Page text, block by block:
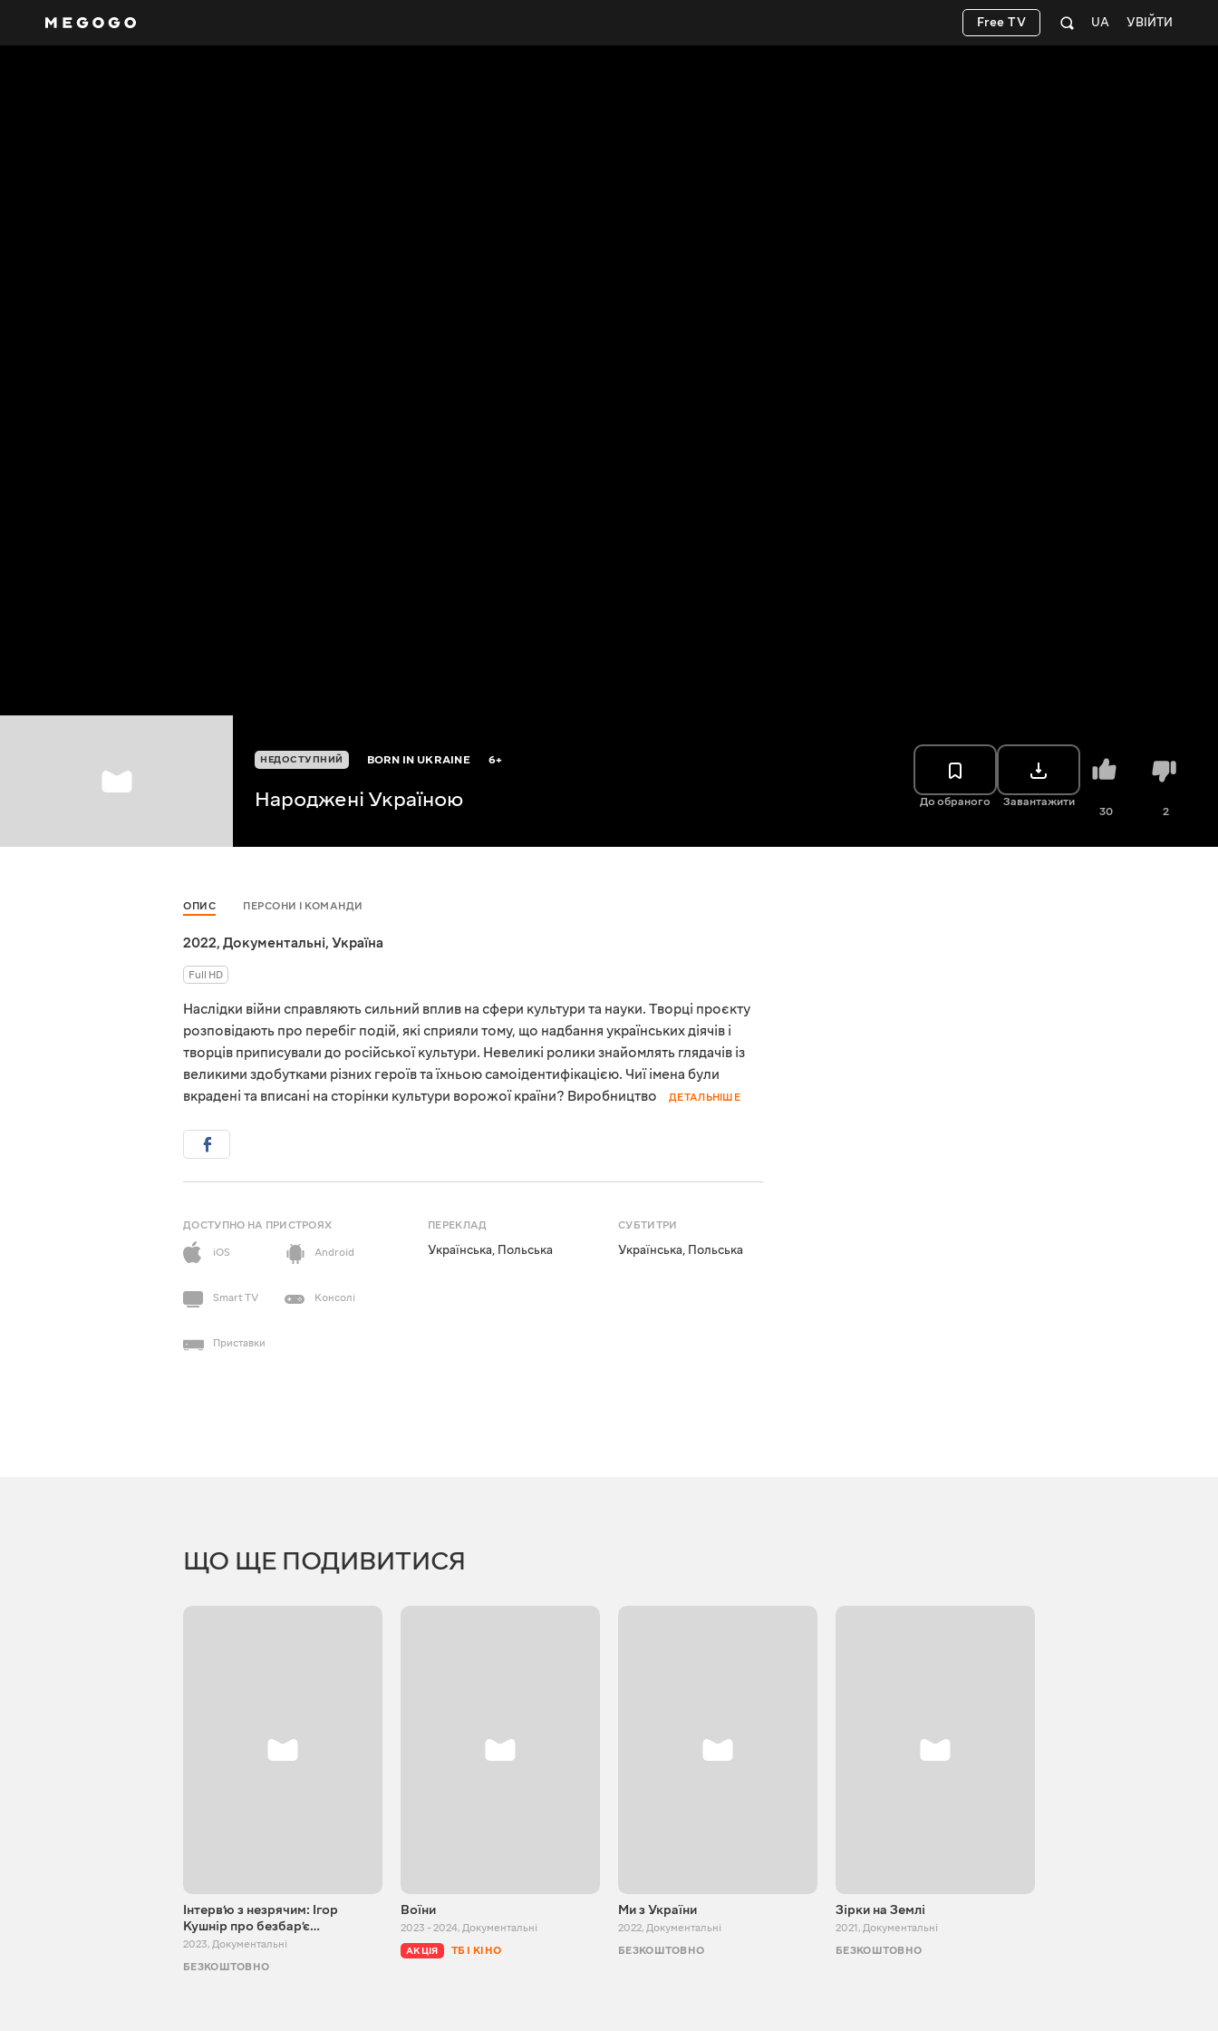
УВІЙТИ
UA
Free TV
НЕДОСТУПНИЙ BORN IN UKRAINE 6+
Народжені Україною До обраного Завантажити
30 2
ОПИС ПЕРСОНИ І КОМАНДИ
2022, Документальні, Україна
Full HD
Наслідки війни справляють сильний вплив на сфери культури та науки. Творці проєкту
розповідають про перебіг подій, які сприяли тому, що надбання українських діячів і
творців приписували до російської культури. Невеликі ролики знайомлять глядачів із
великими здобутками різних героїв та їхньою самоідентифікацією. Чиї імена були
вкрадені та вписані на сторінки культури ворожої країни? Виробництво
ДЕТАЛЬНІШЕ
ДОСТУПНО НА ПРИСТРОЯХ
iOS
Android
Smart TV Консолі
Приставки
ПЕРЕКЛАД
Українська, Польська
СУБТИТРИ
Українська, Польська
ЩО ЩЕ ПОДИВИТИСЯ
Інтервʼю з незрячим: Ігор
Кушнір про безбарʼє…
2023, Документальні
БЕЗКОШТОВНО
Воїни
2023 - 2024, Документальні
АКЦІЯ ТБ І КІНО
Ми з України
2022, Документальні
БЕЗКОШТОВНО
Зірки на Землі
2021, Документальні
БЕЗКОШТОВНО